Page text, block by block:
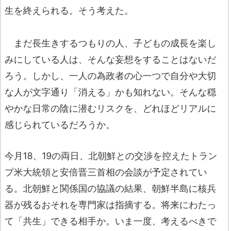
生を終えられる。そう考えた。
まだ長生きするつもりの人、子どもの成長を楽し
みにしている人は、そんな妄想をすることはないだ
ろう。しかし、一人の為政者の心一つで自分や大切
な人が文字通り「消える」かも知れない。そんな穏
やかな日常の陰に潜むリスクを、どれほどリアルに
感じられているだろうか。
今月18、19の両日、北朝鮮との交渉を控えたトラン
プ米大統領と安倍晋三首相の会談が予定されてい
る。北朝鮮と関係国の協議の結果、朝鮮半島に核兵
器が残るおそれを専門家は指摘する。将来にわたっ
て「共生」できる相手か。いま一度、考えるべきで